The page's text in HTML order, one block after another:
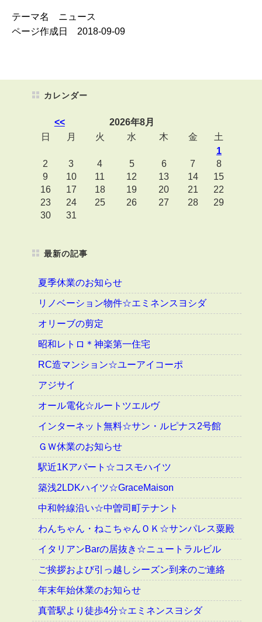
テーマ名 ニュース
ページ作成日 2018-09-09
カレンダー
<<
2026年8月
日
月 火 水 木 金
土
1
2
3 4 5 6 7
8
9
10 11 12 13 14
15
16
17 18 19 20 21
22
23
24 25 26 27 28
29
30
31
最新の記事
夏季休業のお知らせ
リノベーション物件☆エミネンスヨシダ
オリーブの剪定
昭和レトロ＊神楽第一住宅
RC造マンション☆ユーアイコーポ
アジサイ
オール電化☆ルートツエルヴ
インターネット無料☆サン・ルピナス2号館
ＧＷ休業のお知らせ
駅近1Kアパート☆コスモハイツ
築浅2LDKハイツ☆GraceMaison
中和幹線沿い☆中曽司町テナント
わんちゃん・ねこちゃんＯＫ☆サンパレス粟殿
イタリアンBarの居抜き☆ニュートラルビル
ご挨拶および引っ越しシーズン到来のご連絡
年末年始休業のお知らせ
真菅駅より徒歩4分☆エミネンスヨシダ